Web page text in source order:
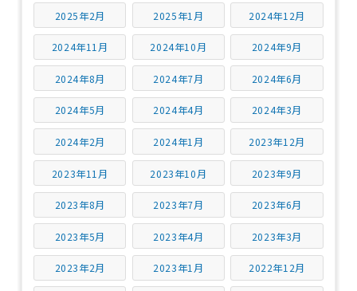
2025年2月 2025年1月 2024年12月
2024年11月 2024年10月 2024年9月
2024年8月 2024年7月 2024年6月
2024年5月 2024年4月 2024年3月
2024年2月 2024年1月 2023年12月
2023年11月 2023年10月 2023年9月
2023年8月 2023年7月 2023年6月
2023年5月 2023年4月 2023年3月
2023年2月 2023年1月 2022年12月